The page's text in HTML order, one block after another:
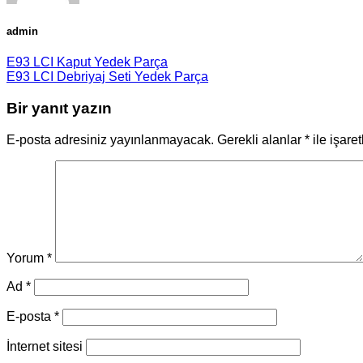
admin
E93 LCI Kaput Yedek Parça
E93 LCI Debriyaj Seti Yedek Parça
Bir yanıt yazın
E-posta adresiniz yayınlanmayacak. Gerekli alanlar * ile
Yorum *
Ad *
E-posta *
İnternet sitesi